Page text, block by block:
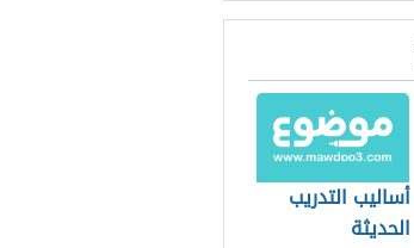
أساليب التدريب
الحديثة